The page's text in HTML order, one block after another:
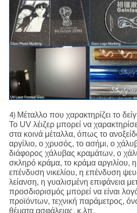
4) Μέταλλο που χαρακτηρίζει το
Το UV λέιζερ μπορεί να
στα κοινά μέταλλα, όπως το
αργίλιο, ο χρυσός, το ασήμι, ο
διάφορος χάλυβας κραμάτων, ο
σκληρό κράμα, το κράμα αργιλίου,
επένδυση νικελίου, η επένδυση
λείανση, η γυαλισμένη επιφάνεια
προσδιορισμός μπορεί να είναι
προϊόντων, τεχνική παράμετρος,
θέματα ασφάλειας, κ.λπ.